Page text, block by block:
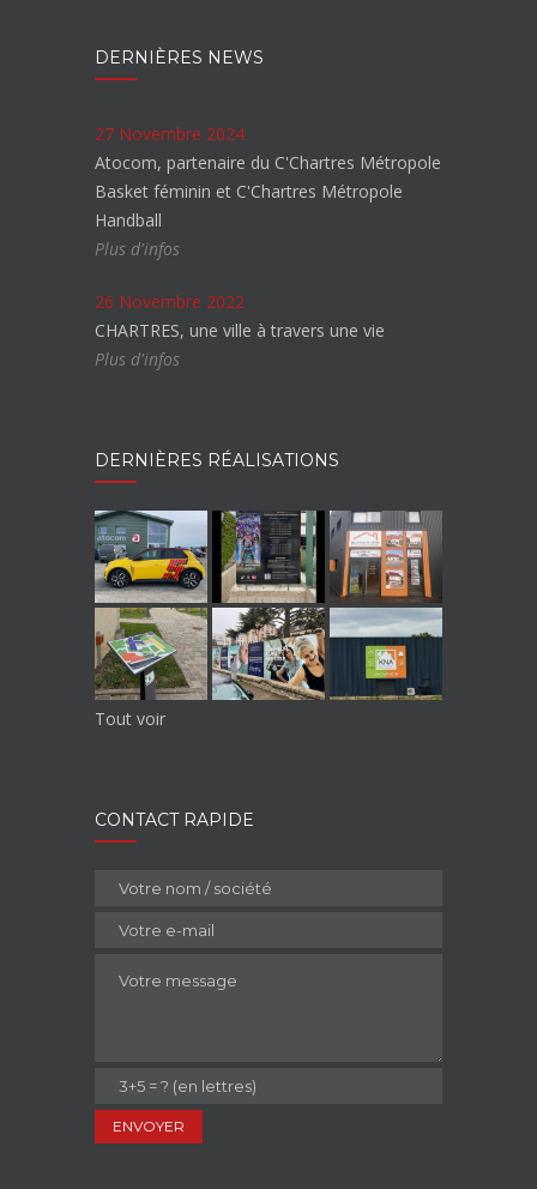
DERNIÈRES NEWS
27 Novembre 2024
Atocom, partenaire du C'Chartres Métropole
Basket féminin et C'Chartres Métropole
Handball
Plus d'infos
26 Novembre 2022
CHARTRES, une ville à travers une vie
Plus d'infos
DERNIÈRES RÉALISATIONS
Tout voir
CONTACT RAPIDE